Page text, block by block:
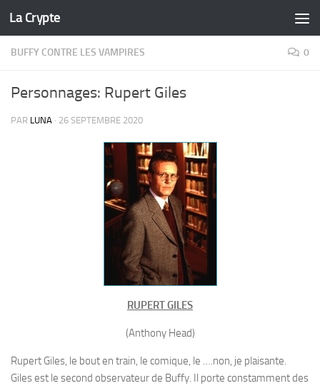
Skip to content
La Crypte
BUFFY CONTRE LES VAMPIRES 0
Personnages: Rupert Giles
PAR LUNA · 26 SEPTEMBRE 2020
RUPERT GILES
(Anthony Head)
Rupert Giles, le bout en train, le comique, le ….non, je plaisante.
Giles est le second observateur de Buffy. Il porte constamment des